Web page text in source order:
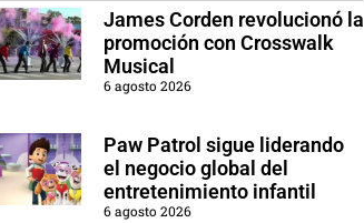
James Corden revolucionó la
promoción con Crosswalk
Musical
6 agosto 2026
Paw Patrol sigue liderando
el negocio global del
entretenimiento infantil
6 agosto 2026